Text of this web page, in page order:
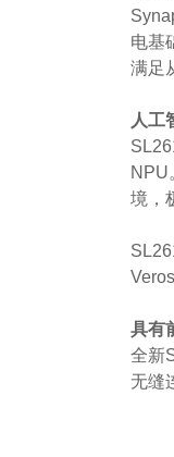
电基
满足
人工
NPU
境，
具有
全新
无缝